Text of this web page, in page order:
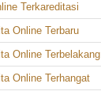
Terkareditasi
Online Terbaru
Online Terbelakang
Online Terhangat